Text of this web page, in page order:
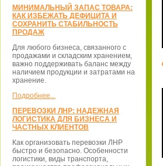
МИНИМАЛЬНЫЙ ЗАПАС ТОВАРА:
КАК ИЗБЕЖАТЬ ДЕФИЦИТА И
СОХРАНИТЬ СТАБИЛЬНОСТЬ
ПРОДАЖ
Для любого бизнеса, связанного с
продажами и складским хранением,
важно поддерживать баланс между
наличием продукции и затратами на
хранение.
Подробнее...
ПЕРЕВОЗКИ ЛНР: НАДЕЖНАЯ
ЛОГИСТИКА ДЛЯ БИЗНЕСА И
ЧАСТНЫХ КЛИЕНТОВ
Как организовать перевозки ЛНР
быстро и безопасно. Особенности
логистики, виды транспорта,